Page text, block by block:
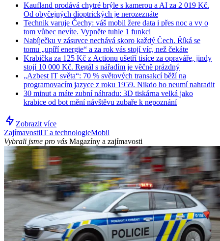
Kaufland prodává chytré brýle s kamerou a AI za 2 019 Kč.
Od obyčejných dioptrických je nerozeznáte
Technik varuje Čechy: váš mobil žere data i přes noc a vy o
tom vůbec nevíte. Vypněte tuhle 1 funkci
Nabíječku v zásuvce nechává skoro každý Čech. Říká se
tomu „upíří energie“ a za rok vás stojí víc, než čekáte
Krabička za 125 Kč z Actionu ušetří tisíce za opraváře, jindy
stojí 10 000 Kč. Regál s nářadím je věčně prázdný
„Azbest IT světa“: 70 % světových transakcí běží na
programovacím jazyce z roku 1959. Nikdo ho neumí nahradit
30 minut a máte zubní náhradu: 3D tiskárna velká jako
krabice od bot mění návštěvu zubaře k nepoznání
Zobrazit více
ZajímavostiIT a technologieMobil
Vybrali jsme pro vás Magazíny a zajímavosti